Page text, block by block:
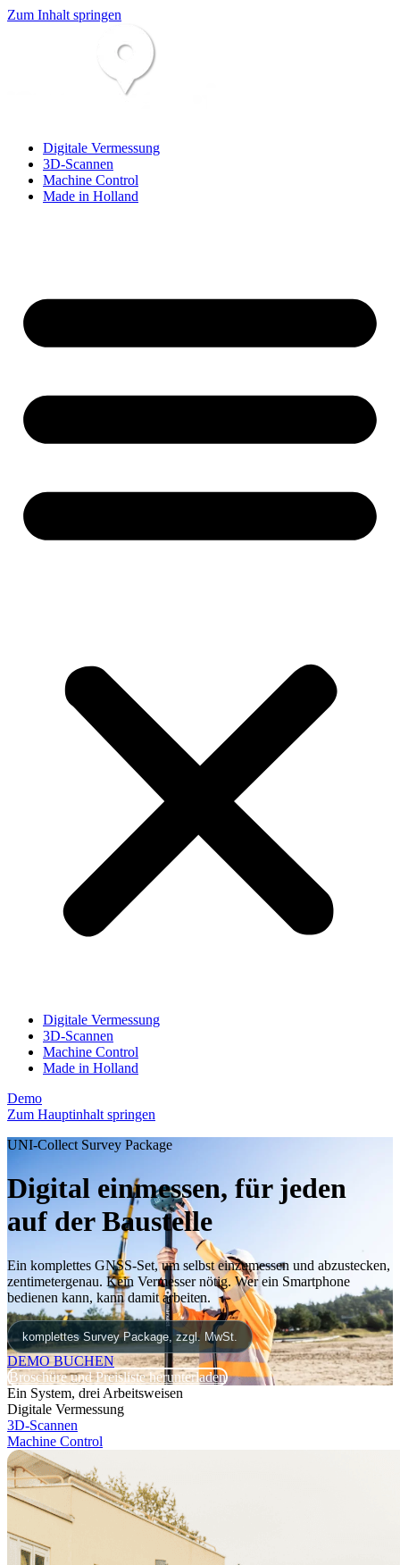
Zum Inhalt springen
Digitale Vermessung
3D-Scannen
Machine Control
Made in Holland
Digitale Vermessung
3D-Scannen
Machine Control
Made in Holland
Demo
Zum Hauptinhalt springen
UNI-Collect Survey Package
Digital einmessen, für jeden
auf der Baustelle
Ein komplettes GNSS-Set, um selbst einzumessen und abzustecken,
zentimetergenau. Kein Vermesser nötig. Wer ein Smartphone
bedienen kann, kann damit arbeiten.
komplettes Survey Package, zzgl. MwSt.
DEMO BUCHEN
Broschüre und Preisliste herunterladen
Ein System, drei Arbeitsweisen
Digitale Vermessung
3D-Scannen
Machine Control